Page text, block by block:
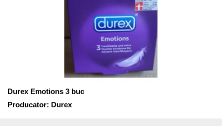
Durex Emotions 3 buc
Producator: Durex